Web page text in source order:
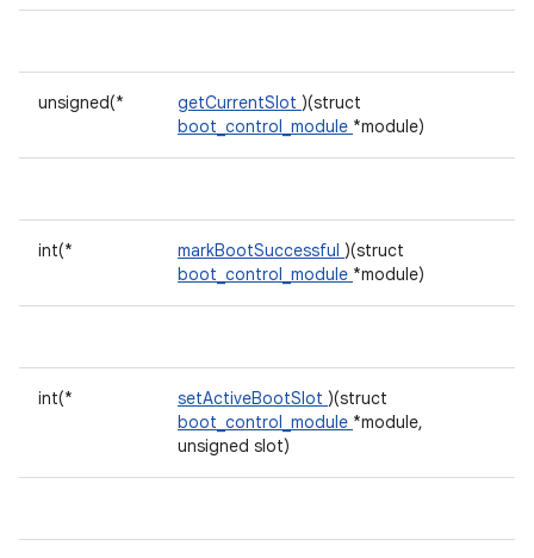
unsigned(* getCurrentSlot )(struct
boot_control_module *module)
int(* markBootSuccessful )(struct
boot_control_module *module)
int(* setActiveBootSlot )(struct
boot_control_module *module,
unsigned slot)